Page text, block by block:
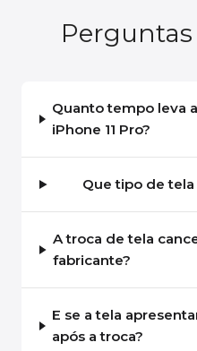
Perguntas
Quanto tempo leva
iPhone 11 Pro?
Que tipo de tela
A troca de tela
fabricante?
E se a tela
após a troca?